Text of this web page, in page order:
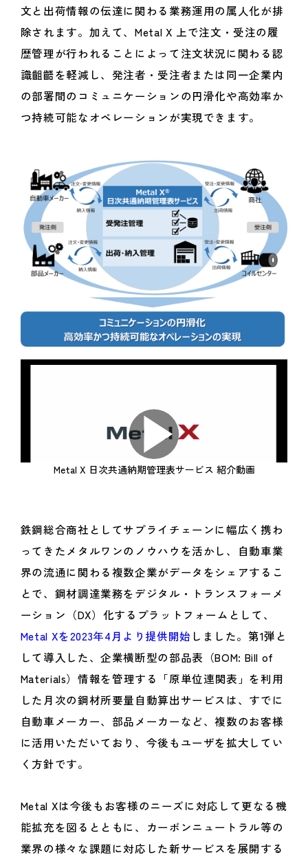
文と出荷情報の伝達に関わる業務運用の属人化が排
除されます。加えて、Metal X 上で注文・受注の履
歴管理が行われることによって注文状況に関わる認
識齟齬を軽減し、発注者・受注者または同一企業内
の部署間のコミュニケーションの円滑化や高効率か
つ持続可能なオペレーションが実現できます。
Metal X 日次共通納期管理表サービス 紹介動画
鉄鋼総合商社としてサプライチェーンに幅広く携わ
ってきたメタルワンのノウハウを活かし、自動車業
界の流通に関わる複数企業がデータをシェアするこ
とで、鋼材調達業務をデジタル・トランスフォーメ
ーション（DX）化するプラットフォームとして、
Metal Xを2023年4月より提供開始 しました。第1弾と
して導入した、企業横断型の部品表（BOM: Bill of
Materials）情報を管理する「原単位連関表」を利用
した月次の鋼材所要量自動算出サービスは、すでに
自動車メーカー、部品メーカーなど、複数のお客様
に活用いただいており、今後もユーザを拡大してい
く方針です。
Metal Xは今後もお客様のニーズに対応して更なる機
能拡充を図るとともに、カーボンニュートラル等の
業界の様々な課題に対応した新サービスを展開する